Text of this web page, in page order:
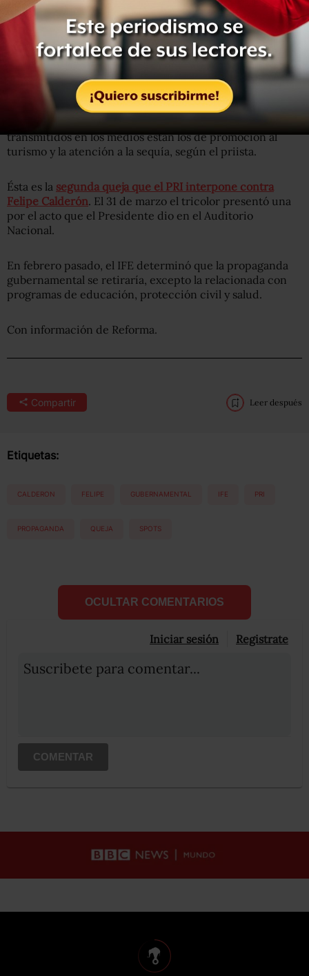
Sebastián Lerdo de Tejada, representante delPRIante el
IFE, dijo que la transmisión de esta propaganda pone en
riesgo la equidad de la contienda, por lo que
solicitó que
se suspendan los spots “de manera inmediata”.
transmitidos en los medios están los de promoción al
turismo y la atención a la sequía, según el priista.
Ésta es la segunda queja que el PRI interpone contra
Felipe Calderón. El 31 de marzo el tricolor presentó una
por el acto que el Presidente dio en el Auditorio
Nacional.
En febrero pasado, el IFE determinó que la propaganda
gubernamental se retiraría, excepto la relacionada con
programas de educación, protección civil y salud.
Con información de Reforma.
Compartir Leer después
Etiquetas:
CALDERON FELIPE GUBERNAMENTAL IFE PRI
PROPAGANDA QUEJA SPOTS
OCULTAR COMENTARIOS
Iniciar sesión Registrate
Suscribete para comentar...
COMENTAR